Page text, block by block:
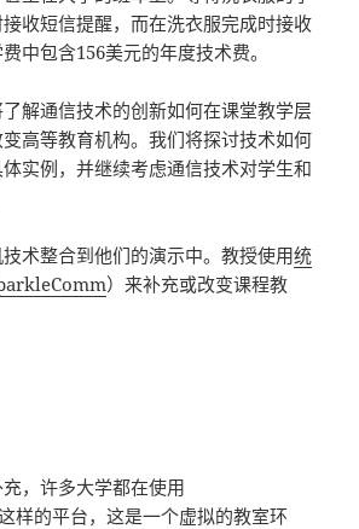
收短信提醒，而在洗衣服完成时接收
中包含156美元的年度技术费。
解通信技术的创新如何在课堂教学层
高等教育机构。我们将探讨技术如何
实例，并继续考虑通信技术对学生和
术整合到他们的演示中。教授使用统
）来补充或改变课程教
，许多大学都在使用
样的平台，这是一个虚拟的教室环